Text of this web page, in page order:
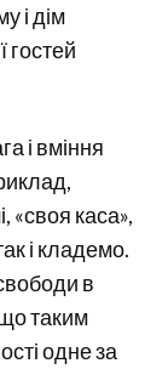
і дім
гостей
і вміння
«своя каса»,
і кладемо.
в
таким
одне за